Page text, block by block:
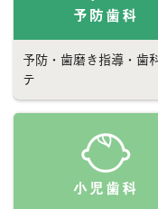
お問い合わせ予防歯科
予防・歯磨き指導・歯
テ
小児歯科